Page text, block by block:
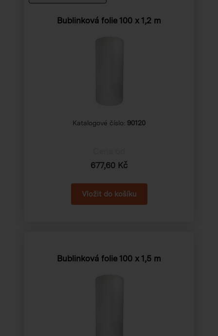
Bublinková folie 100 x 1,2 m
Katalogové číslo: 90120
677,60 Kč
Bublinková folie 100 x 1,5 m